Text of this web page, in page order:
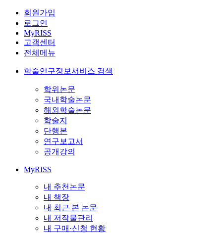
회원가입
로그인
MyRISS
고객센터
전체메뉴
학술연구정보서비스 검색
학위논문
국내학술논문
해외학술논문
학술지
단행본
연구보고서
공개강의
MyRISS
내 추천논문
내 책장
내 최근 본 논문
내 저작물관리
내 구매·신청 현황